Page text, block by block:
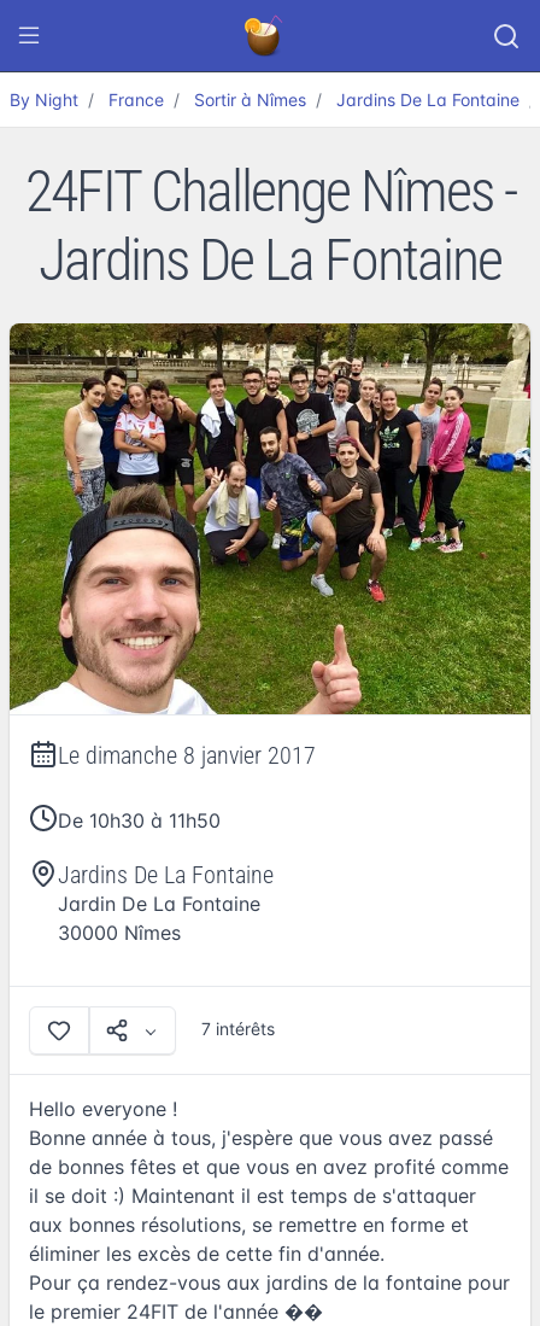
By Night France Sortir à Nîmes Jardins De La Fontaine
24FIT Challenge Nîmes -
Jardins De La Fontaine
Le dimanche 8 janvier 2017
De 10h30 à 11h50
Jardins De La Fontaine
Jardin De La Fontaine
30000 Nîmes
7 intérêts
Hello everyone !
Bonne année à tous, j'espère que vous avez passé
de bonnes fêtes et que vous en avez profité comme
il se doit :) Maintenant il est temps de s'attaquer
aux bonnes résolutions, se remettre en forme et
éliminer les excès de cette fin d'année.
Pour ça rendez-vous aux jardins de la fontaine pour
le premier 24FIT de l'année ��